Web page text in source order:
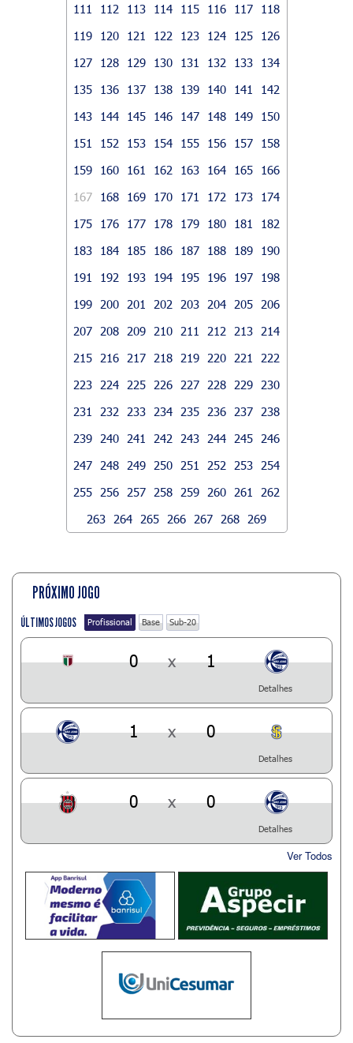
111
112 113 114 115 116 117
118
119
120 121 122 123 124 125
126
127
128 129 130 131 132 133
134
135
136 137 138 139 140 141
142
143
144 145 146 147 148 149
150
151
152 153 154 155 156 157
158
159
160 161 162 163 164 165
166
167
168 169 170 171 172 173
174
175
176 177 178 179 180 181
182
183
184 185 186 187 188 189
190
191
192 193 194 195 196 197
198
199
200 201 202 203 204 205
206
207
208 209 210 211 212 213
214
215
216 217 218 219 220 221
222
223
224 225 226 227 228 229
230
231
232 233 234 235 236 237
238
239
240 241 242 243 244 245
246
247
248 249 250 251 252 253
254
255
256 257 258 259 260 261
262
263
264 265 266 267 268 269
PRÓXIMO JOGO
ÚLTIMOS JOGOS Profissional Base Sub-20
0 x 1
Detalhes
1 x 0
Detalhes
0 x 0
Detalhes
Ver Todos